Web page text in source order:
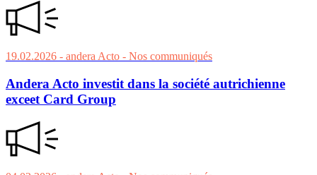
19.02.2026 - andera Acto - Nos communiqués
Andera Acto investit dans la société autrichienne
exceet Card Group